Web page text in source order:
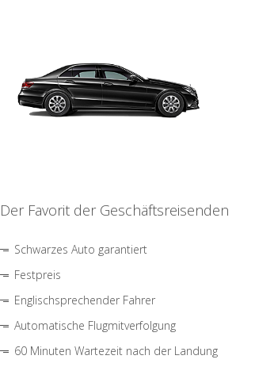
Der Favorit der Geschäftsreisenden
Schwarzes Auto garantiert
Festpreis
Englischsprechender Fahrer
Automatische Flugmitverfolgung
60 Minuten Wartezeit nach der Landung